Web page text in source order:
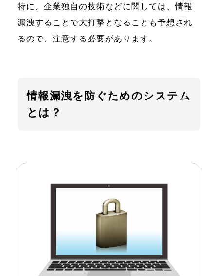
特に、企業独自の技術などに関しては、情報
漏洩することで大打撃となることも予想され
るので、注意する必要があります。
情報漏洩を防ぐためのシステム
とは？